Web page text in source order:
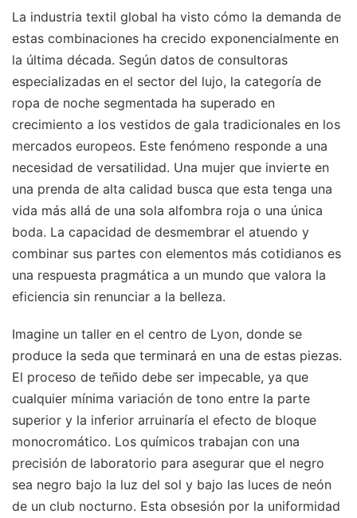
La industria textil global ha visto cómo la demanda de
estas combinaciones ha crecido exponencialmente en
la última década. Según datos de consultoras
especializadas en el sector del lujo, la categoría de
ropa de noche segmentada ha superado en
crecimiento a los vestidos de gala tradicionales en los
mercados europeos. Este fenómeno responde a una
necesidad de versatilidad. Una mujer que invierte en
una prenda de alta calidad busca que esta tenga una
vida más allá de una sola alfombra roja o una única
boda. La capacidad de desmembrar el atuendo y
combinar sus partes con elementos más cotidianos es
una respuesta pragmática a un mundo que valora la
eficiencia sin renunciar a la belleza.
Imagine un taller en el centro de Lyon, donde se
produce la seda que terminará en una de estas piezas.
El proceso de teñido debe ser impecable, ya que
cualquier mínima variación de tono entre la parte
superior y la inferior arruinaría el efecto de bloque
monocromático. Los químicos trabajan con una
precisión de laboratorio para asegurar que el negro
sea negro bajo la luz del sol y bajo las luces de neón
de un club nocturno. Esta obsesión por la uniformidad